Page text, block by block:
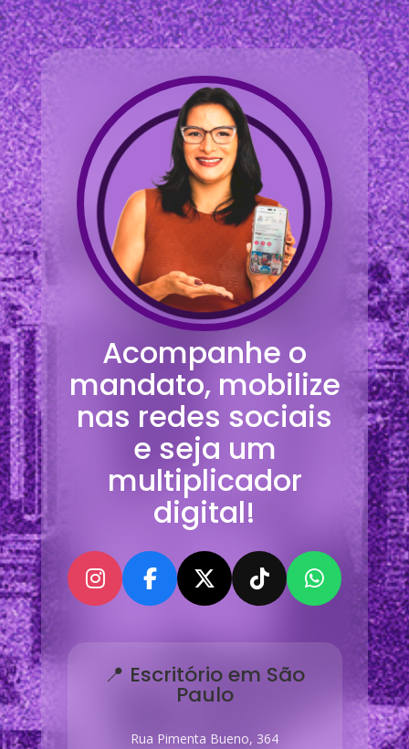
Acompanhe o
mandato, mobilize
nas redes sociais
e seja um
multiplicador
digital!
📍 Escritório em São
Paulo
Rua Pimenta Bueno, 364